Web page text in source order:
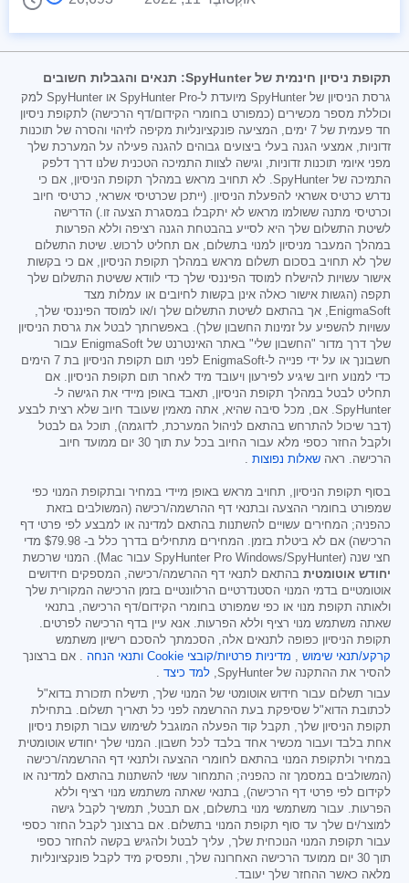
תקופת ניסיון חינמית של SpyHunter: תנאים והגבלות חשובים
גרסת הניסיון של SpyHunter מיועדת ל-SpyHunter Pro או SpyHunter למק
וכוללת מספר מכשירים (כמפורט בחומרי הקידום/דף הרכישה) לתקופת ניסיון
חד פעמית של 7 ימים, המציעה פונקציונליות מקיפה לזיהוי והסרה של תוכנות
זדוניות, אמצעי הגנה בעלי ביצועים גבוהים להגנה פעילה על המערכת שלך
מפני איומי תוכנות זדוניות, וגישה לצוות התמיכה הטכנית שלנו דרך דלפק
התמיכה של SpyHunter. לא תחויב מראש במהלך תקופת הניסיון, אם כי
נדרש כרטיס אשראי להפעלת הניסיון. (ייתכן שכרטיסי אשראי, כרטיסי חיוב
וכרטיסי מתנה ששולמו מראש לא יתקבלו במסגרת הצעה זו.) הדרישה
לשיטת התשלום שלך היא לסייע בהבטחת הגנה רציפה וללא הפרעות
במהלך המעבר מניסיון למנוי בתשלום, אם תחליט לרכוש. שיטת התשלום
שלך לא תחויב בסכום תשלום מראש במהלך תקופת הניסיון, אם כי בקשות
אישור עשויות להישלח למוסד הפיננסי שלך כדי לוודא ששיטת התשלום שלך
תקפה (הגשות אישור כאלה אינן בקשות לחיובים או עמלות מצד
EnigmaSoft, אך בהתאם לשיטת התשלום שלך ו/או למוסד הפיננסי שלך,
עשויות להשפיע על זמינות החשבון שלך). באפשרותך לבטל את גרסת הניסיון
שלך דרך מדור "החשבון שלי" באתר האינטרנט של EnigmaSoft עבור
חשבונך או על ידי פנייה ל-EnigmaSoft לפני תום תקופת הניסיון בת 7 הימים
כדי למנוע חיוב שיגיע לפירעון ויעובד מיד לאחר תום תקופת הניסיון. אם
תחליט לבטל במהלך תקופת הניסיון, תאבד באופן מיידי את הגישה ל-
SpyHunter. אם, מכל סיבה שהיא, אתה מאמין שעובד חיוב שלא רצית לבצע
(דבר שיכול להתרחש בהתאם לניהול המערכת, לדוגמה), תוכל גם לבטל
ולקבל החזר כספי מלא עבור החיוב בכל עת תוך 30 יום ממועד חיוב
הרכישה. ראה שאלות נפוצות .
בסוף תקופת הניסיון, תחויב מראש באופן מיידי במחיר ובתקופת המנוי כפי
שמפורט בחומרי ההצעה ובתנאי דף ההרשמה/רכישה (המשולבים בזאת
כהפניה; המחירים עשויים להשתנות בהתאם למדינה או למבצע לפי פרטי דף
הרכישה) אם לא ביטלת בזמן. המחירים מתחילים בדרך כלל ב- $79.98 מדי
חצי שנה (SpyHunter Pro Windows/SpyHunter עבור Mac). המנוי שרכשת
יחודש אוטומטית בהתאם לתנאי דף ההרשמה/רכישה, המספקים חידושים
אוטומטיים בדמי המנוי הסטנדרטיים הרלוונטיים בזמן הרכישה המקורית שלך
ולאותה תקופת מנוי או כפי שמפורט בחומרי הקידום/דף הרכישה, בתנאי
שאתה משתמש מנוי רציף וללא הפרעות. אנא עיין בדף הרכישה לפרטים.
תקופת הניסיון כפופה לתנאים אלה, הסכמתך להסכם רישיון משתמש
קרקע/תנאי שימוש , מדיניות פרטיות/קובצי Cookie ותנאי הנחה . אם ברצונך
להסיר את ההתקנה של SpyHunter,
למד כיצד .
עבור תשלום עבור חידוש אוטומטי של המנוי שלך, תישלח תזכורת בדוא"ל
לכתובת הדוא"ל שסיפקת בעת ההרשמה לפני כל תאריך תשלום. בתחילת
תקופת הניסיון שלך, תקבל קוד הפעלה המוגבל לשימוש עבור תקופת ניסיון
אחת בלבד ועבור מכשיר אחד בלבד לכל חשבון. המנוי שלך יחודש אוטומטית
במחיר ולתקופת המנוי בהתאם לחומרי ההצעה ולתנאי דף ההרשמה/רכישה
(המשולבים במסמך זה כהפניה; התמחור עשוי להשתנות בהתאם למדינה או
לקידום לפי פרטי דף הרכישה), בתנאי שאתה משתמש מנוי רציף וללא
הפרעות. עבור משתמשי מנוי בתשלום, אם תבטל, תמשיך לקבל גישה
למוצר/ים שלך עד סוף תקופת המנוי בתשלום. אם ברצונך לקבל החזר כספי
עבור תקופת המנוי הנוכחית שלך, עליך לבטל ולהגיש בקשה להחזר כספי
תוך 30 יום ממועד הרכישה האחרונה שלך, ותפסיק מיד לקבל פונקציונליות
מלאה כאשר ההחזר שלך יעובד.